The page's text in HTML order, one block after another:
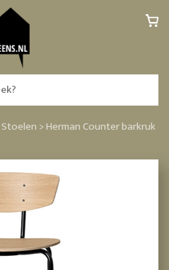
Stoelen >Herman Counter barkruk